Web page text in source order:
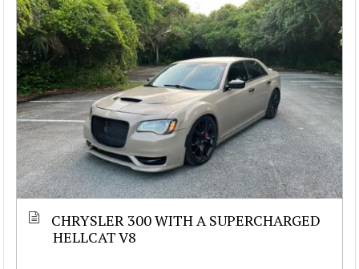
CHRYSLER 300 WITH A SUPERCHARGED
HELLCAT V8